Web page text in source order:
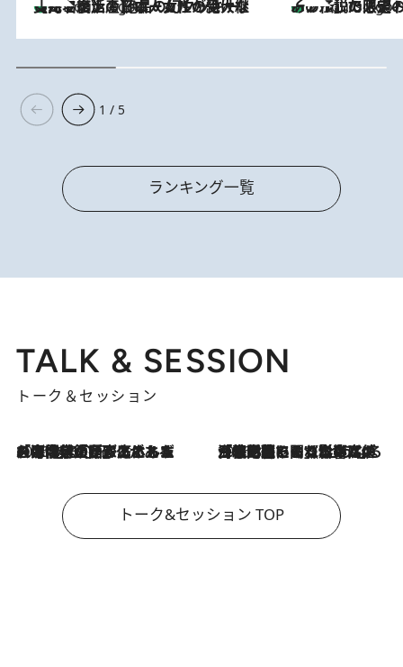
2 Hours Ago
【ハワイ土産】ローカルの絶大な支持で復活！ 絶品の幻クッキー《元ファンの日本人女性が受け継いだ名店》 2 Hours Ago
あの伝説の限定トートも！ リニューアルした「ディーン
1 / 5
ランキング一覧
TALK & SESSION
トーク＆セッション
2026.8.3
「今後値上げがあるとすれば…」「リスクがあるのは今年の冬」エネルギー専門家が語る、ホルムズ海峡封鎖が家庭にもたらす“ある心配” 2026.8.3
「住宅建てられない…」「サーチャージ料の高値が続いている」ホルムズ海峡封鎖による影響はいつまで続く？《エネルギー専門家に聞く“どうなる日本の暮らし”》
トーク&セッション TOP